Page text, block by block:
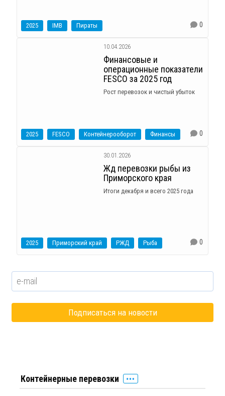
2025 IMB Пираты 0
10.04.2026
Финансовые и
операционные показатели
FESCO за 2025 год
Рост перевозок и чистый убыток
2025 FESCO Контейнерооборот Финансы 0
30.01.2026
Жд перевозки рыбы из
Приморского края
Итоги декабря и всего 2025 года
2025 Приморский край РЖД Рыба 0
Контейнерные перевозки